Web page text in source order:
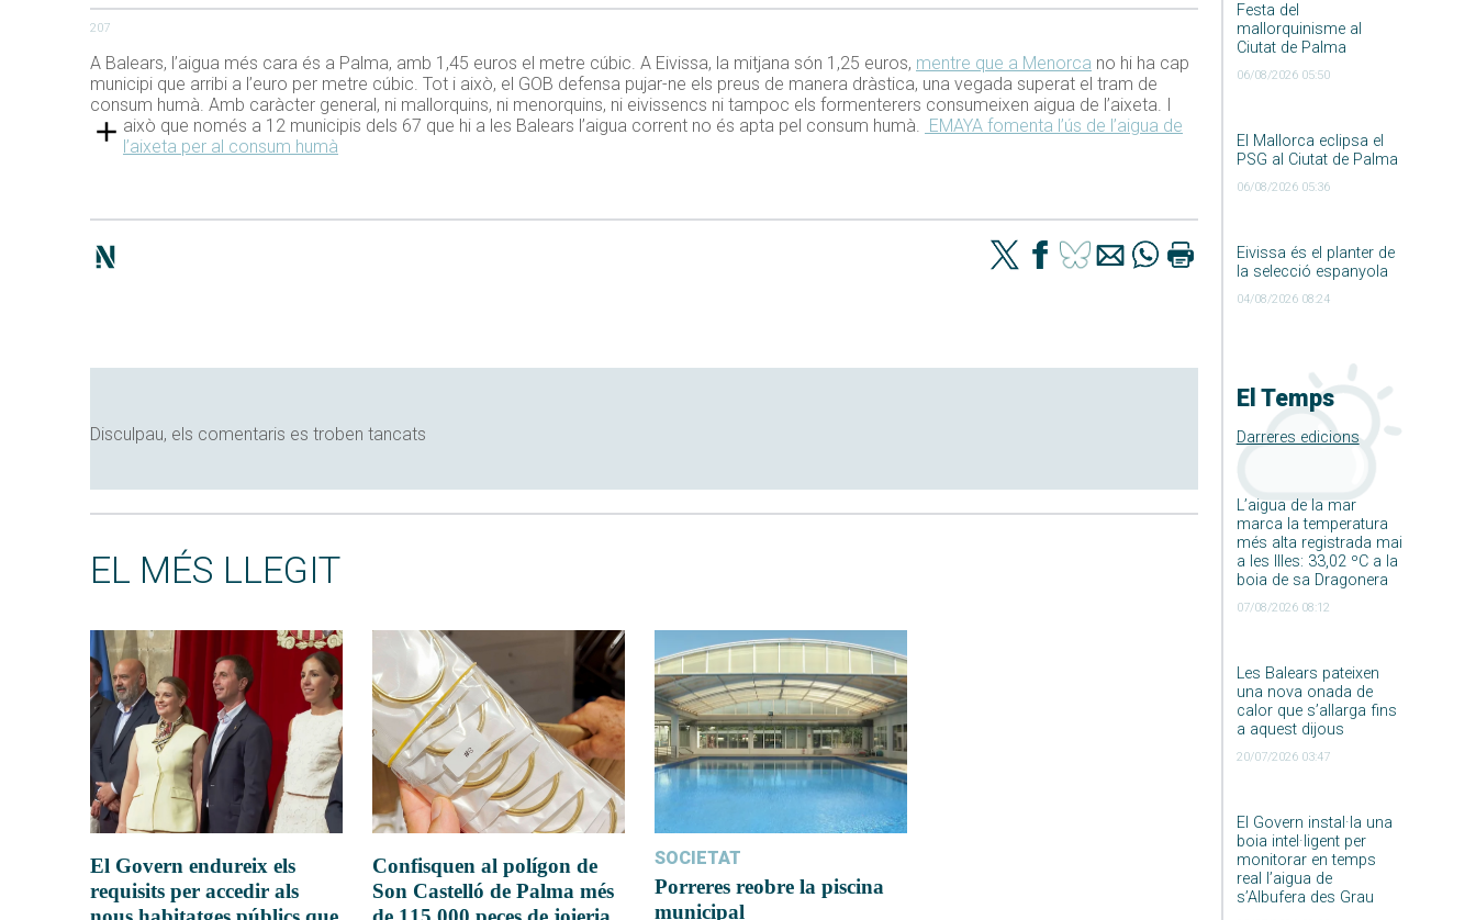
Festa del
mallorquinisme al
Ciutat de Palma
06/08/2026 05:50
El Mallorca eclipsa el
PSG al Ciutat de Palma
06/08/2026 05:36
Eivissa és el planter de
la selecció espanyola
04/08/2026 08:24
El Temps
Darreres edicions
L’aigua de la mar
marca la temperatura
més alta registrada mai
a les Illes: 33,02 ºC a la
boia de sa Dragonera
07/08/2026 08:12
Les Balears pateixen
una nova onada de
calor que s’allarga fins
a aquest dijous
20/07/2026 03:47
El Govern instal·la una
boia intel·ligent per
monitorar en temps
real l’aigua de
s’Albufera des Grau
207
A Balears, l’aigua més cara és a Palma, amb 1,45 euros el metre cúbic. A Eivissa, la mitjana són 1,25 euros, mentre que a Menorca no hi ha cap
municipi que arribi a l’euro per metre cúbic. Tot i això, el GOB defensa pujar-ne els preus de manera dràstica, una vegada superat el tram de
consum humà. Amb caràcter general, ni mallorquins, ni menorquins, ni eivissencs ni tampoc els formenterers consumeixen aigua de l’aixeta. I
això que només a 12 municipis dels 67 que hi a les Balears l’aigua corrent no és apta pel consum humà. EMAYA fomenta l’ús de l’aigua de
l’aixeta per al consum humà
Disculpau, els comentaris es troben tancats
EL MÉS LLEGIT
El Govern endureix els
requisits per accedir als
Confisquen al polígon de
Son Castelló de Palma més
SOCIETAT
Porreres reobre la piscina
municipal